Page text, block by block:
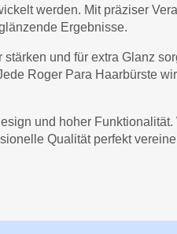
werden. Mit präziser
Ergebnisse.
und für extra Glanz
Roger Para Haarbürste
und hoher Funktionalität.
Qualität perfekt